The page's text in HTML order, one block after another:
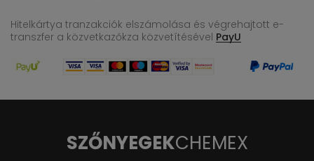
Hitelkártya tranzakciók elszámolása és végrehajtott e-
transzfer a közvetkazőkza közvetítésével PayU
SZŐNYEGEKCHEMEX